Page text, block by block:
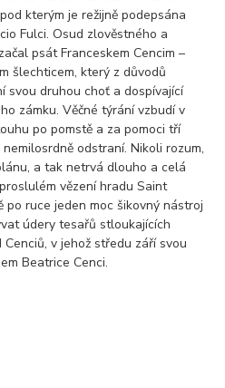
kterým je režijně podepsána
Fulci. Osud zlověstného a
psát Franceskem Cencim –
šlechticem, který z důvodů
svou druhou choť a dospívající
zámku. Věčné týrání vzbudí v
po pomstě a za pomoci tří
odstraní. Nikoli rozum,
a tak netrvá dlouho a celá
vězení hradu Saint
ruce jeden moc šikovný nástroj
údery tesařů stloukajících
v jehož středu září svou
Beatrice Cenci.